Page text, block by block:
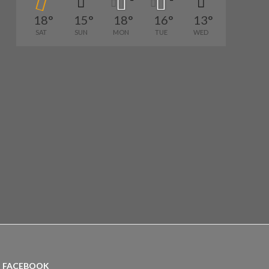
18°
SAT
15°
SUN
18°
MON
16°
TUE
13°
WED
FACEBOOK